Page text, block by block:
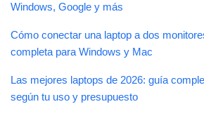
Windows, Google y más
Cómo conectar una laptop a dos
completa para Windows y Mac
Las mejores laptops de 2026: guía
según tu uso y presupuesto